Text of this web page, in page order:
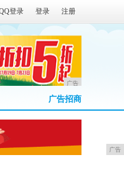
登录 登录 注册
广告
广告招商
广告